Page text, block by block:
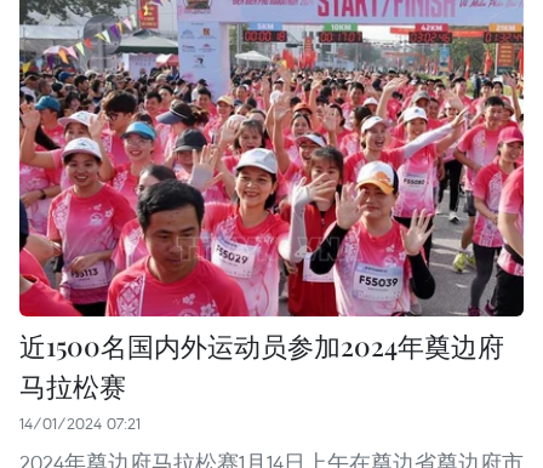
近1500名国内外运动员参加2024年奠边府
马拉松赛
14/01/2024 07:21